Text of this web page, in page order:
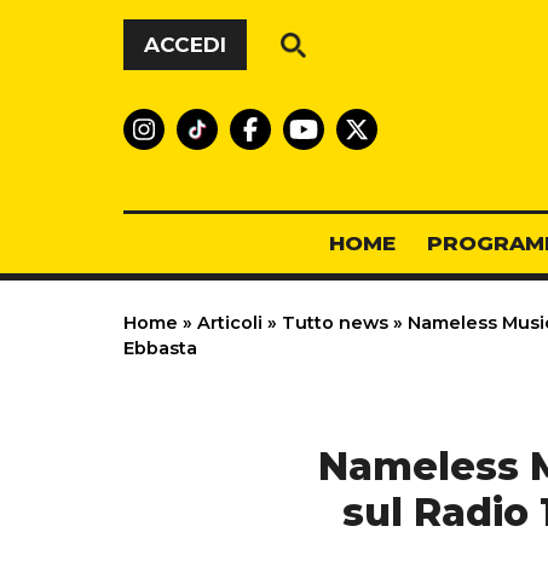
Vai al contenuto
ACCEDI
HOME
Home » Articoli » Tutto news » Nameless
Ebbasta
Nameless
sul Radio